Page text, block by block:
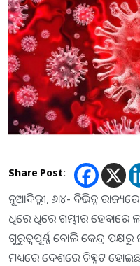
Share Post:
ନୂଆଦିଲ୍ଲୀ, ୬ା୪- ବିଭିନ୍ନ
ଧିରେ ଧିରେ ଗମ୍ଭୀର ହେବାରେ
ଗୁରୁତ୍ୱପୂର୍ଣ୍ଣ ବୋଲି କେନ୍ଦ୍ର
ମଧ୍ୟରେ ଦେଶରେ ଚିହ୍ନଟ